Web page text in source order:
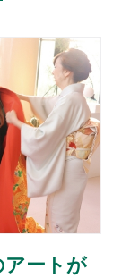
ートが